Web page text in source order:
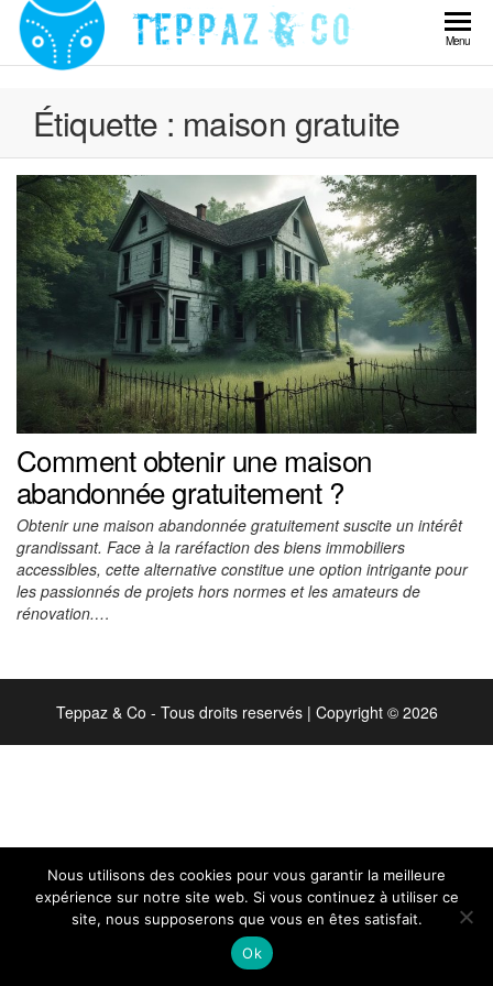
Skip
content
Teppaz
Menu
Étiquette : maison gratuite
Comment obtenir une maison
abandonnée gratuitement ?
Obtenir une maison abandonnée gratuitement suscite un intérêt
grandissant. Face à la raréfaction des biens immobiliers
accessibles, cette alternative constitue une option intrigante pour
les passionnés de projets hors normes et les amateurs de
rénovation.…
Teppaz & Co - Tous droits reservés | Copyright © 2026
Nous utilisons des cookies pour vous garantir la meilleure
expérience sur notre site web. Si vous continuez à utiliser ce
site, nous supposerons que vous en êtes satisfait.
Ok